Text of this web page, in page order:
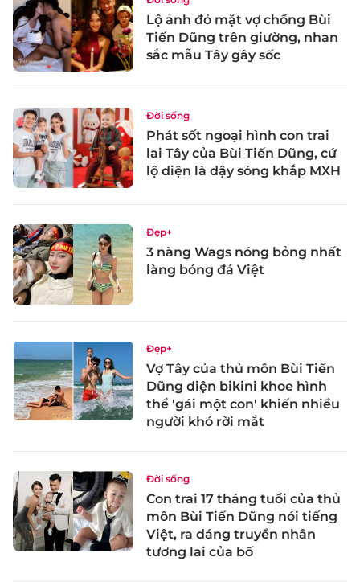
Lộ ảnh đỏ mặt vợ chồng Bùi
Tiến Dũng trên giường, nhan
sắc mẫu Tây gây sốc
Đời sống
Phát sốt ngoại hình con trai
lai Tây của Bùi Tiến Dũng, cứ
lộ diện là dậy sóng khắp MXH
Đẹp+
3 nàng Wags nóng bỏng nhất
làng bóng đá Việt
Đẹp+
Vợ Tây của thủ môn Bùi Tiến
Dũng diện bikini khoe hình
thể 'gái một con' khiến nhiều
người khó rời mắt
Đời sống
Con trai 17 tháng tuổi của thủ
môn Bùi Tiến Dũng nói tiếng
Việt, ra dáng truyền nhân
tương lai của bố